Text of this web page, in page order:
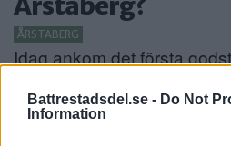
Battrestadsdel.se - Do Not
Information
ÅRSTABERG
Idag ankom det första